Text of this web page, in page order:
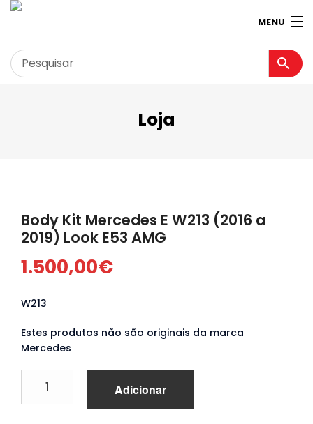
MENU
Garagem
Loja Virtual 360º
Loja
Body Kit Mercedes E W213 (2016 a
2019) Look E53 AMG
1.500,00€
W213
Estes produtos não são originais da marca
Mercedes
Body
Adicionar